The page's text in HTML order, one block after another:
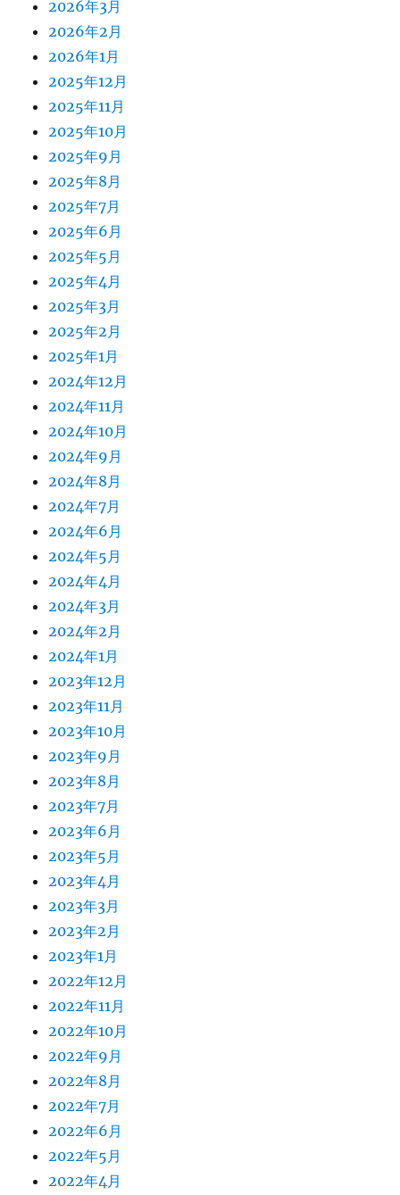
2026年3月
2026年2月
2026年1月
2025年12月
2025年11月
2025年10月
2025年9月
2025年8月
2025年7月
2025年6月
2025年5月
2025年4月
2025年3月
2025年2月
2025年1月
2024年12月
2024年11月
2024年10月
2024年9月
2024年8月
2024年7月
2024年6月
2024年5月
2024年4月
2024年3月
2024年2月
2024年1月
2023年12月
2023年11月
2023年10月
2023年9月
2023年8月
2023年7月
2023年6月
2023年5月
2023年4月
2023年3月
2023年2月
2023年1月
2022年12月
2022年11月
2022年10月
2022年9月
2022年8月
2022年7月
2022年6月
2022年5月
2022年4月